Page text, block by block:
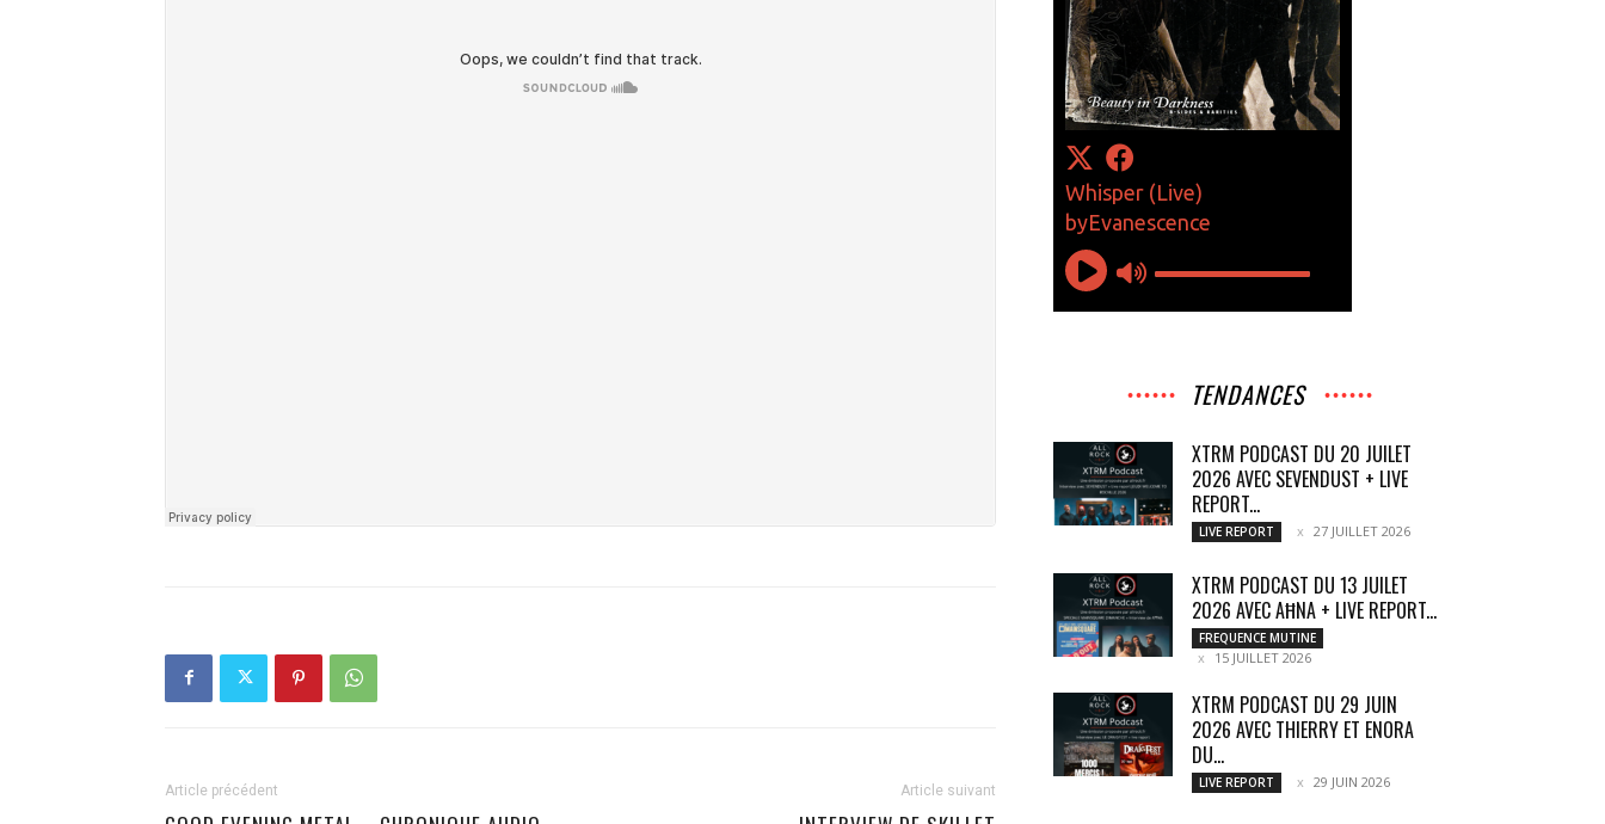
Article précédent Article suivant
TENDANCES
XTRM PODCAST DU 20 JUILET
2026 AVEC SEVENDUST + LIVE
REPORT...
LIVE REPORT 27 JUILLET 2026
XTRM PODCAST DU 13 JUILET
2026 AVEC AĦNA + LIVE REPORT...
FREQUENCE MUTINE
15 JUILLET 2026
XTRM PODCAST DU 29 JUIN
2026 AVEC THIERRY ET ENORA
DU...
LIVE REPORT 29 JUIN 2026